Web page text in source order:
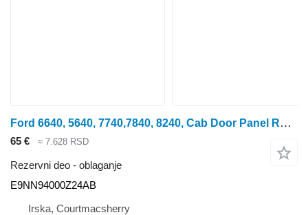
Ford 6640, 5640, 7740,7840, 8240, Cab Door Panel Rh E9nn94000z24ab, 8 E9NN94000Z24AB oblaganje za traktora točkaša
65 € ≈ 7.628 RSD
Rezervni deo - oblaganje
E9NN94000Z24AB
Irska, Courtmacsherry